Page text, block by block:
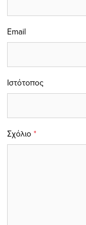
Σχόλιο *
Email
Ιστότοπος